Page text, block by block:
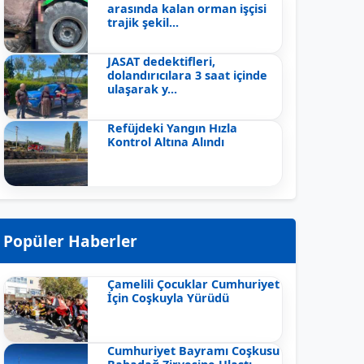
arasında kalan orman işçisi
trajik şekil...
JASAT dedektifleri,
dolandırıcılara 3 saat içinde
ulaşarak y...
Refüjdeki Yangın Hızla
Kontrol Altına Alındı
Popüler Haberler
Çamelili Çocuklar Cumhuriyet
İçin Coşkuyla Yürüdü
Cumhuriyet Bayramı Coşkusu